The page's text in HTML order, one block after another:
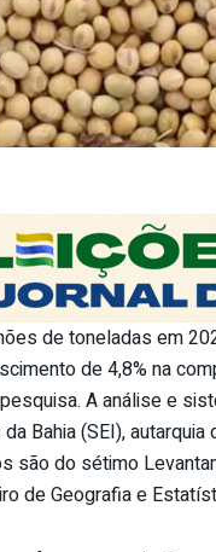
de toneladas em
de 4,8% na
A análise e
Bahia (SEI),
são do sétimo
de Geografia e